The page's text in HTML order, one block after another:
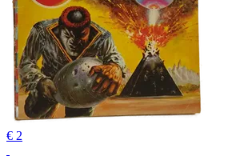
€ 2